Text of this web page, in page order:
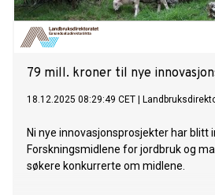
79 mill. kroner til nye
18.12.2025 08:29:49 CET
Ni nye innovasjonsprosjekter har blitt
Forskningsmidlene for jordbruk og
søkere konkurrerte om midlene.